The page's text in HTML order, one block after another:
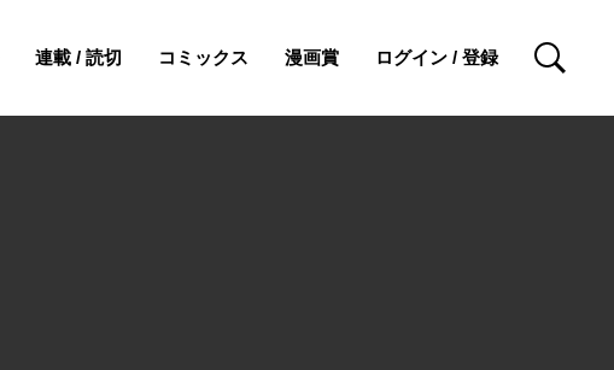
連載 / 読切 コミックス 漫画賞 ログイン / 登録 検索